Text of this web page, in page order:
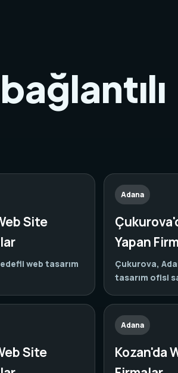
Site
web tasarım
Adana
Yapan
Çukurova,
tasarım ofisi
Site
Adana
Kozan'da